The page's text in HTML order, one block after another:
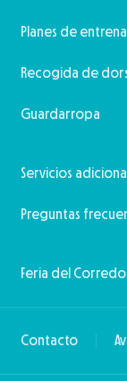
Planes de
Recogida de
Guardarropa
Servicios
Preguntas
Feria del
Contacto